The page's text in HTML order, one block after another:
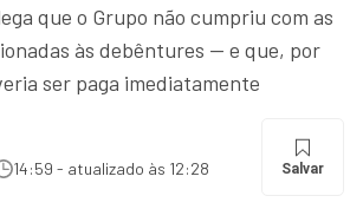
que o Grupo não cumpriu com as
às debêntures — e que, por
ser paga imediatamente
14:59 - atualizado às 12:28 Salvar